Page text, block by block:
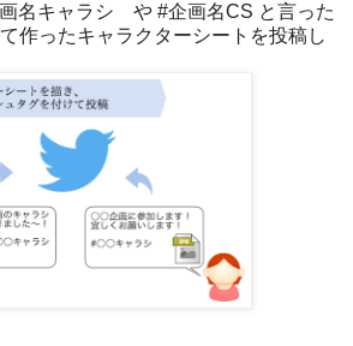
名キャラシ や #企画名CS と言った
作ったキャラクターシートを投稿し